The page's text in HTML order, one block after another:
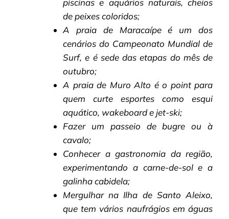
de peixes coloridos;
A praia de Maracaípe é um dos
cenários do Campeonato Mundial de
Surf, e é sede das etapas do mês de
outubro;
A praia de Muro Alto é o point para
quem curte esportes como esqui
aquático, wakeboard e jet-ski;
Fazer um passeio de bugre ou à
cavalo;
Conhecer a gastronomia da região,
experimentando a carne-de-sol e a
galinha cabidela;
Mergulhar na Ilha de Santo Aleixo,
que tem vários naufrágios em águas